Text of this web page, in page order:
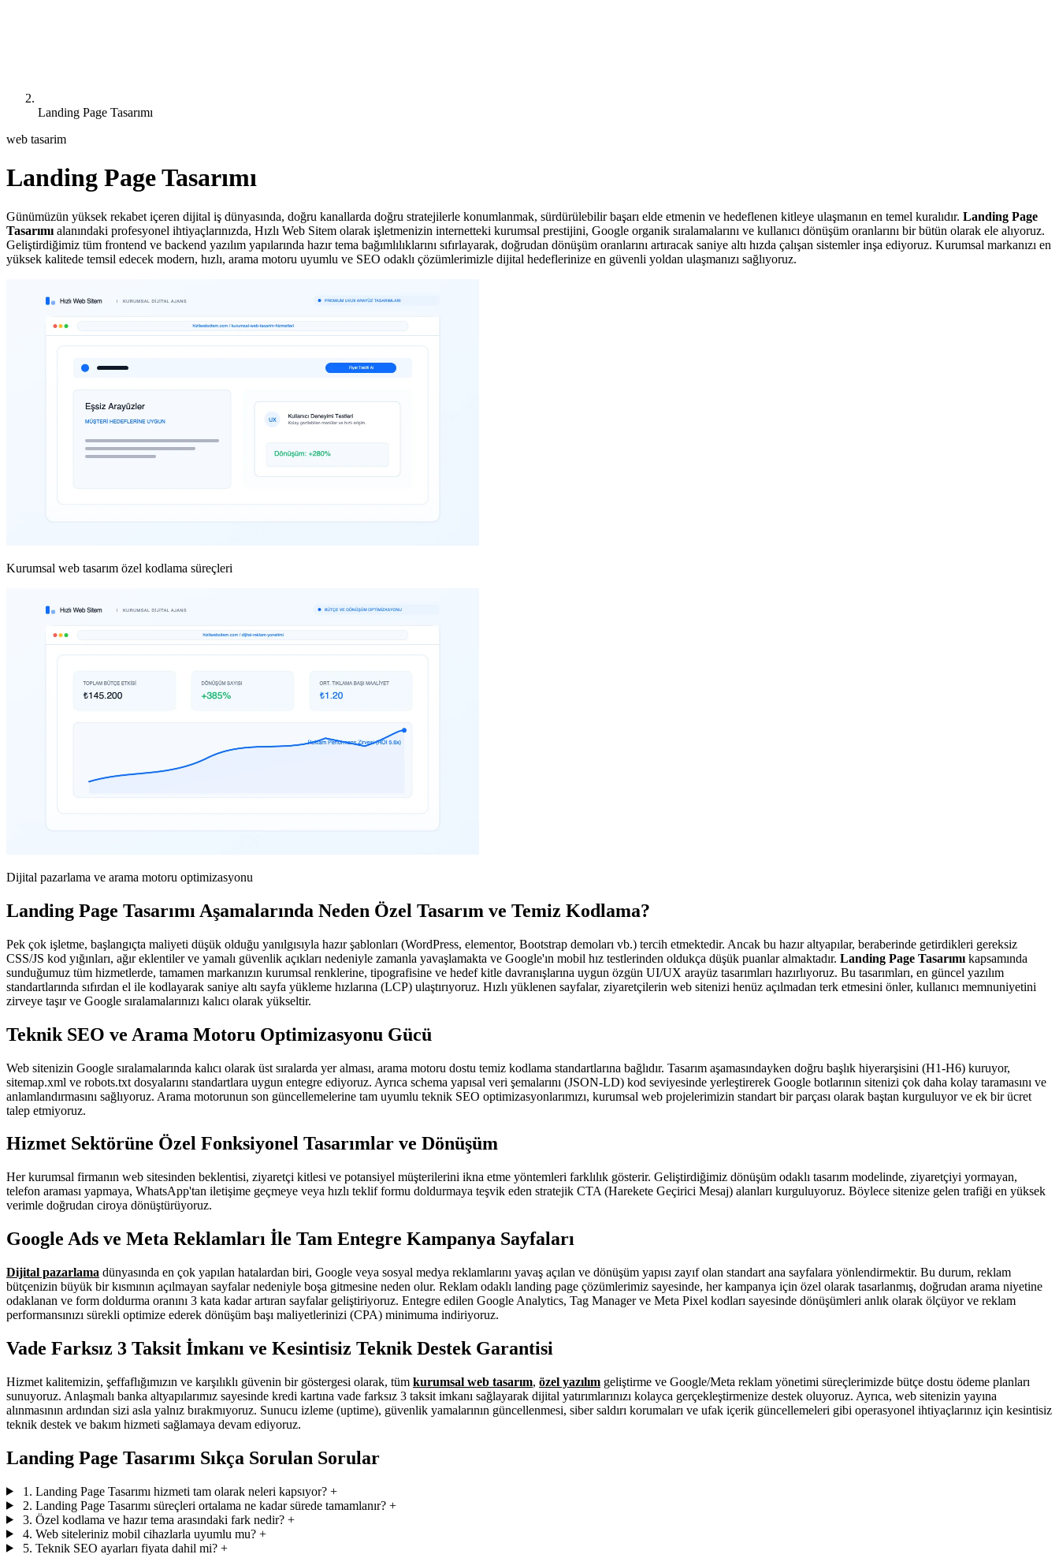
Landing Page Tasarımı
web tasarim
Landing Page Tasarımı
Günümüzün yüksek rekabet içeren dijital iş dünyasında, doğru kanallarda doğru stratejilerle konumlanmak, sürdürülebilir başarı elde etmenin ve hedeflenen kitleye ulaşmanın en temel kuralıdır. Landing Page
Tasarımı alanındaki profesyonel ihtiyaçlarınızda, Hızlı Web Sitem olarak işletmenizin internetteki kurumsal prestijini, Google organik sıralamalarını ve kullanıcı dönüşüm oranlarını bir bütün olarak ele alıyoruz.
Geliştirdiğimiz tüm frontend ve backend yazılım yapılarında hazır tema bağımlılıklarını sıfırlayarak, doğrudan dönüşüm oranlarını artıracak saniye altı hızda çalışan sistemler inşa ediyoruz. Kurumsal markanızı en
yüksek kalitede temsil edecek modern, hızlı, arama motoru uyumlu ve SEO odaklı çözümlerimizle dijital hedeflerinize en güvenli yoldan ulaşmanızı sağlıyoruz.
Kurumsal web tasarım özel kodlama süreçleri
Dijital pazarlama ve arama motoru optimizasyonu
Landing Page Tasarımı Aşamalarında Neden Özel Tasarım ve Temiz Kodlama?
Pek çok işletme, başlangıçta maliyeti düşük olduğu yanılgısıyla hazır şablonları (WordPress, elementor, Bootstrap demoları vb.) tercih etmektedir. Ancak bu hazır altyapılar, beraberinde getirdikleri gereksiz
CSS/JS kod yığınları, ağır eklentiler ve yamalı güvenlik açıkları nedeniyle zamanla yavaşlamakta ve Google'ın mobil hız testlerinden oldukça düşük puanlar almaktadır. Landing Page Tasarımı kapsamında
sunduğumuz tüm hizmetlerde, tamamen markanızın kurumsal renklerine, tipografisine ve hedef kitle davranışlarına uygun özgün UI/UX arayüz tasarımları hazırlıyoruz. Bu tasarımları, en güncel yazılım
standartlarında sıfırdan el ile kodlayarak saniye altı sayfa yükleme hızlarına (LCP) ulaştırıyoruz. Hızlı yüklenen sayfalar, ziyaretçilerin web sitenizi henüz açılmadan terk etmesini önler, kullanıcı memnuniyetini
zirveye taşır ve Google sıralamalarınızı kalıcı olarak yükseltir.
Teknik SEO ve Arama Motoru Optimizasyonu Gücü
Web sitenizin Google sıralamalarında kalıcı olarak üst sıralarda yer alması, arama motoru dostu temiz kodlama standartlarına bağlıdır. Tasarım aşamasındayken doğru başlık hiyerarşisini (H1-H6) kuruyor,
sitemap.xml ve robots.txt dosyalarını standartlara uygun entegre ediyoruz. Ayrıca schema yapısal veri şemalarını (JSON-LD) kod seviyesinde yerleştirerek Google botlarının sitenizi çok daha kolay taramasını ve
anlamlandırmasını sağlıyoruz. Arama motorunun son güncellemelerine tam uyumlu teknik SEO optimizasyonlarımızı, kurumsal web projelerimizin standart bir parçası olarak baştan kurguluyor ve ek bir ücret
talep etmiyoruz.
Hizmet Sektörüne Özel Fonksiyonel Tasarımlar ve Dönüşüm
Her kurumsal firmanın web sitesinden beklentisi, ziyaretçi kitlesi ve potansiyel müşterilerini ikna etme yöntemleri farklılık gösterir. Geliştirdiğimiz dönüşüm odaklı tasarım modelinde, ziyaretçiyi yormayan,
telefon araması yapmaya, WhatsApp'tan iletişime geçmeye veya hızlı teklif formu doldurmaya teşvik eden stratejik CTA (Harekete Geçirici Mesaj) alanları kurguluyoruz. Böylece sitenize gelen trafiği en yüksek
verimle doğrudan ciroya dönüştürüyoruz.
Google Ads ve Meta Reklamları İle Tam Entegre Kampanya Sayfaları
Dijital pazarlama dünyasında en çok yapılan hatalardan biri, Google veya sosyal medya reklamlarını yavaş açılan ve dönüşüm yapısı zayıf olan standart ana sayfalara yönlendirmektir. Bu durum, reklam
bütçenizin büyük bir kısmının açılmayan sayfalar nedeniyle boşa gitmesine neden olur. Reklam odaklı landing page çözümlerimiz sayesinde, her kampanya için özel olarak tasarlanmış, doğrudan arama niyetine
odaklanan ve form doldurma oranını 3 kata kadar artıran sayfalar geliştiriyoruz. Entegre edilen Google Analytics, Tag Manager ve Meta Pixel kodları sayesinde dönüşümleri anlık olarak ölçüyor ve reklam
performansınızı sürekli optimize ederek dönüşüm başı maliyetlerinizi (CPA) minimuma indiriyoruz.
Vade Farksız 3 Taksit İmkanı ve Kesintisiz Teknik Destek Garantisi
Hizmet kalitemizin, şeffaflığımızın ve karşılıklı güvenin bir göstergesi olarak, tüm kurumsal web tasarım, özel yazılım geliştirme ve Google/Meta reklam yönetimi süreçlerimizde bütçe dostu ödeme planları
sunuyoruz. Anlaşmalı banka altyapılarımız sayesinde kredi kartına vade farksız 3 taksit imkanı sağlayarak dijital yatırımlarınızı kolayca gerçekleştirmenize destek oluyoruz. Ayrıca, web sitenizin yayına
alınmasının ardından sizi asla yalnız bırakmıyoruz. Sunucu izleme (uptime), güvenlik yamalarının güncellenmesi, siber saldırı korumaları ve ufak içerik güncellemeleri gibi operasyonel ihtiyaçlarınız için kesintisiz
teknik destek ve bakım hizmeti sağlamaya devam ediyoruz.
Landing Page Tasarımı Sıkça Sorulan Sorular
1. Landing Page Tasarımı hizmeti tam olarak neleri kapsıyor? +
2. Landing Page Tasarımı süreçleri ortalama ne kadar sürede tamamlanır? +
3. Özel kodlama ve hazır tema arasındaki fark nedir? +
4. Web siteleriniz mobil cihazlarla uyumlu mu? +
5. Teknik SEO ayarları fiyata dahil mi? +